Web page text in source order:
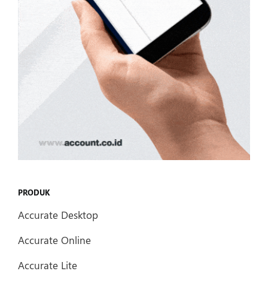
PRODUK
Accurate Desktop
Accurate Online
Accurate Lite